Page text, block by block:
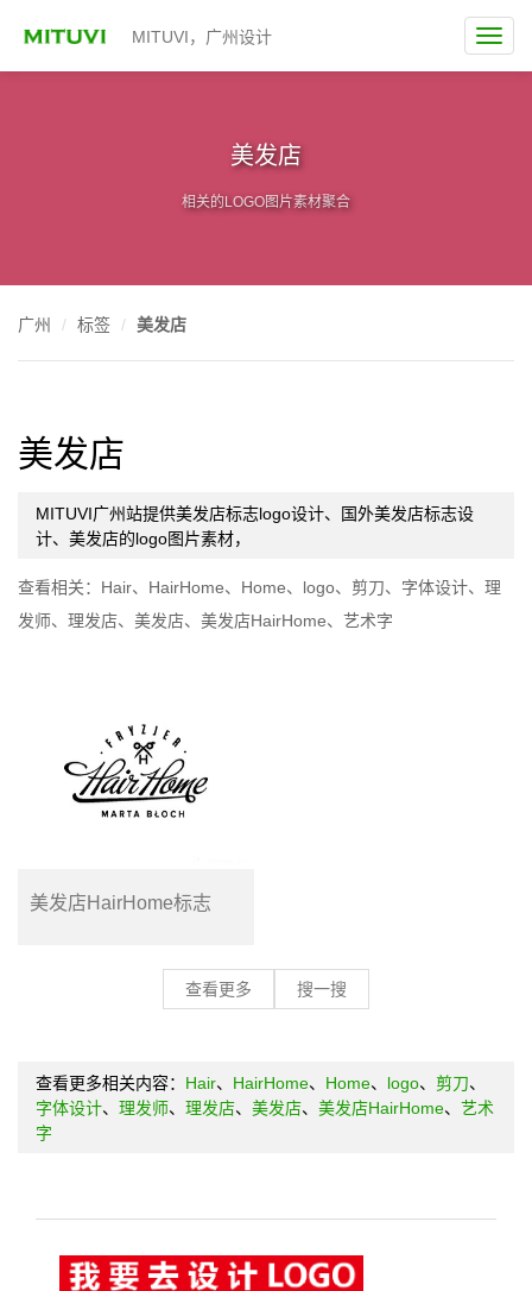
MITUVI，广州设计
美发店
相关的LOGO图片素材聚合
广州 标签 美发店
美发店
MITUVI广州站提供美发店标志logo设计、国外美发店标志设
计、美发店的logo图片素材，
查看相关： Hair、 HairHome、 Home、 logo、 剪刀、 字体设计、 理
发师、 理发店、 美发店、 美发店HairHome、 艺术字
美发店HairHome标志
查看更多 搜一搜
查看更多相关内容： Hair、 HairHome、 Home、 logo、 剪刀、
字体设计、 理发师、 理发店、 美发店、 美发店HairHome、 艺术
字